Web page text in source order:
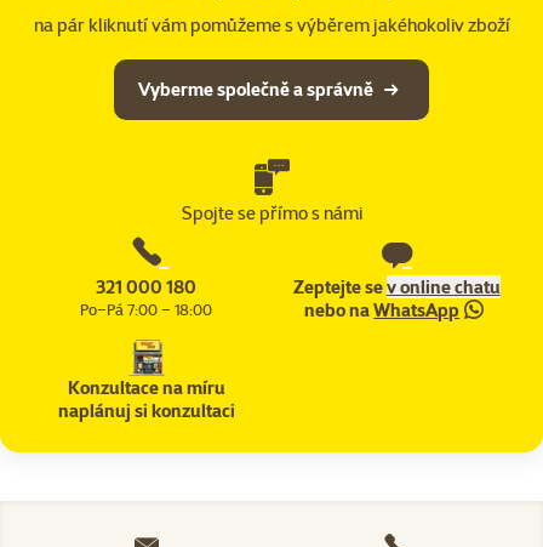
na pár kliknutí vám pomůžeme s výběrem jakéhokoliv zboží
Vyberme společně a správně
Spojte se přímo s námi
321 000 180
Po–Pá 7:00 – 18:00
Zeptejte sev online chatu
nebo naWhatsApp
Konzultace na míru
naplánuj si konzultaci